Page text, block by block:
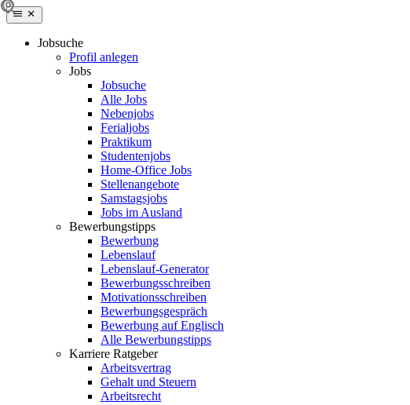
Jobsuche
Profil anlegen
Jobs
Jobsuche
Alle Jobs
Nebenjobs
Ferialjobs
Praktikum
Studentenjobs
Home-Office Jobs
Stellenangebote
Samstagsjobs
Jobs im Ausland
Bewerbungstipps
Bewerbung
Lebenslauf
Lebenslauf-Generator
Bewerbungsschreiben
Motivationsschreiben
Bewerbungsgespräch
Bewerbung auf Englisch
Alle Bewerbungstipps
Karriere Ratgeber
Arbeitsvertrag
Gehalt und Steuern
Arbeitsrecht